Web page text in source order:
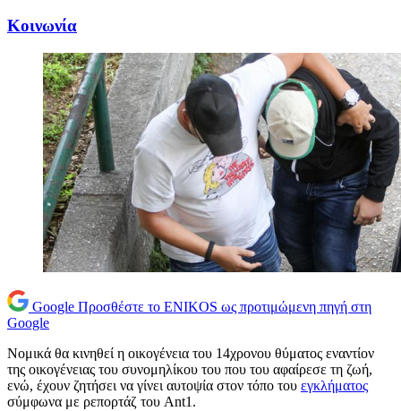
Κοινωνία
Google Προσθέστε το ENIKOS ως προτιμώμενη πηγή στη
Google
Νομικά θα κινηθεί η οικογένεια του 14χρονου θύματος εναντίον
της οικογένειας του συνομηλίκου του που του αφαίρεσε τη ζωή,
ενώ, έχουν ζητήσει να γίνει αυτοψία στον τόπο του εγκλήματος
σύμφωνα με ρεπορτάζ του Ant1.